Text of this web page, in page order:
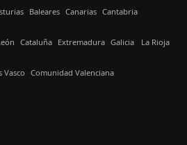
Baleares Canarias Cantabria
Cataluña Extremadura Galicia La Rioja
Vasco Comunidad Valenciana